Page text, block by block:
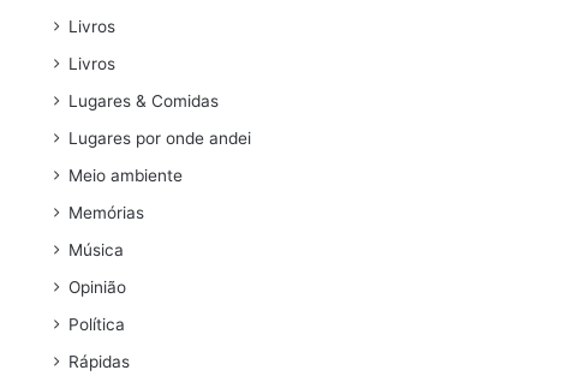
Livros
Livros
Lugares & Comidas
Lugares por onde andei
Meio ambiente
Memórias
Música
Opinião
Política
Rápidas